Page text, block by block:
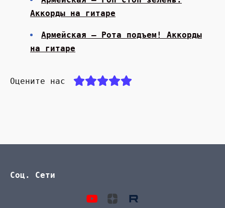
Аккорды на гитаре
Армейская — Рота подъем! Аккорды
на гитаре
Оцените нас
Соц. Сети